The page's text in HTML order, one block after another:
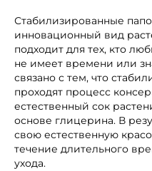
Стабилизированные
инновационный вид
подходит для тех, кто
не имеет времени или
связано с тем, что
проходят процесс
естественный сок
основе глицерина. В
свою естественную
течение длительного
ухода.